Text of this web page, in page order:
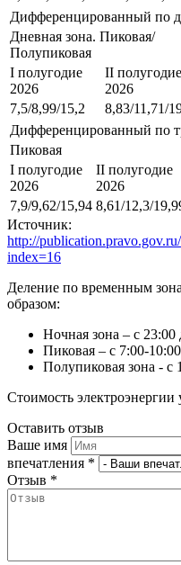
Дифференцированный по
Дневная зона. Пиковая/
Полупиковая
I полугодие
2026
II полугодие
2026
7,5/8,99/15,2
8,83/11,71/
Дифференцированный по
Пиковая
I полугодие
2026
II полугодие
2026
7,9/9,62/15,94 8,61/12,3/
Источник:
http://
index=16
Деление по временным
образом:
Ночная зона – с 23:00
Пиковая – с 7:00-
Полупиковая зона - с
Стоимость электроэнергии
Оставить отзыв
Ваше имя
впечатления *
Отзыв *